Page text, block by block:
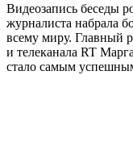
Видеозапись беседы
журналиста набрала
всему миру. Главный
и телеканала RT
стало самым